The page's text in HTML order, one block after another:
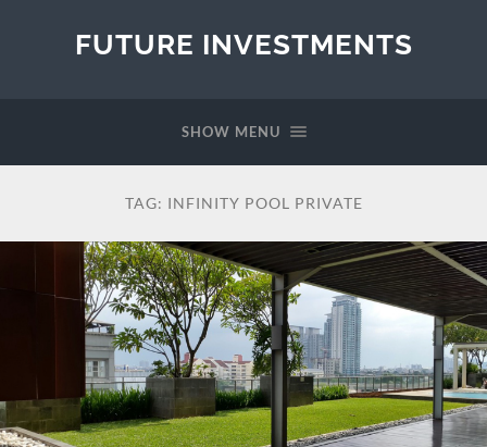
FUTURE INVESTMENTS
SHOW MENU
TAG: INFINITY POOL PRIVATE